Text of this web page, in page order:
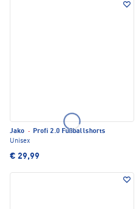
Jako · Profi 2.0 Fußballshorts
Unisex
€ 29,99